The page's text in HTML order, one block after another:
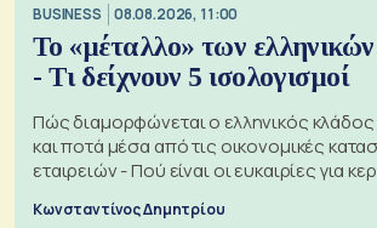
BUSINESS 08.08.2026, 11:00
Το «μέταλλο» των
- Τι δείχνουν 5 ισολογισμοί
Πώς διαμορφώνεται ο ελληνικός
και ποτά μέσα από τις οικονομικές
εταιρειών - Πού είναι οι ευκαιρίες για
Κωνσταντίνος Δημητρίου